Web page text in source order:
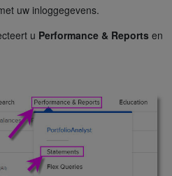
uw inloggegevens.
u Performance & Reports en